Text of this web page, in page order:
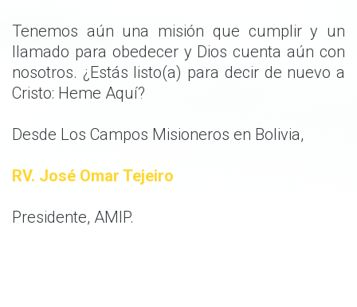
Tenemos aún una misión que cumplir y un
llamado para obedecer y Dios cuenta aún con
nosotros. ¿Estás listo(a) para decir de nuevo a
Cristo: Heme Aquí?
Desde Los Campos Misioneros en Bolivia,
RV. José Omar Tejeiro
Presidente, AMIP.